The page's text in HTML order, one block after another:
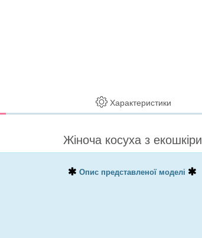
Характеристики
Жіноча косуха з екошкіри
Опис представленої моделі